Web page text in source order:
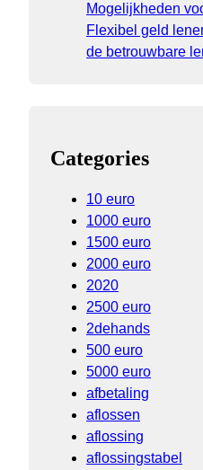
Mogelijkheden
Flexibel geld
de betrouwbare
Categories
10 euro
1000 euro
1500 euro
2000 euro
2020
2500 euro
2dehands
500 euro
5000 euro
afbetaling
aflossen
aflossing
aflossingstabel